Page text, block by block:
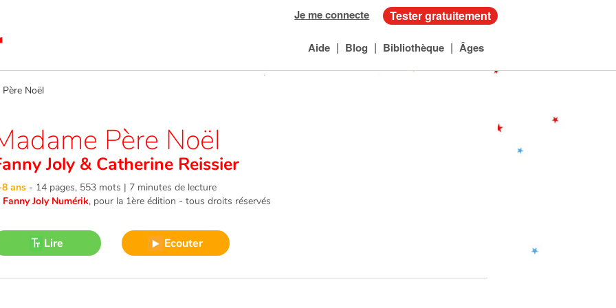
Je me connecte Tester gratuitement
Aide | Blog | Bibliothèque | Âges
Noël
Père Noël
Joly & Catherine Reissier
ans - 14 pages, 553 mots | 7 minutes de lecture
Fanny Joly Numérik, pour la 1ère édition - tous droits réservés
Lire Ecouter